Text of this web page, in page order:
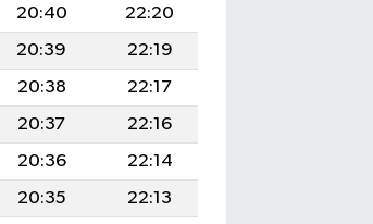
20:40
22:20
20:39
22:19
20:38
22:17
20:37
22:16
20:36
22:14
20:35
22:13